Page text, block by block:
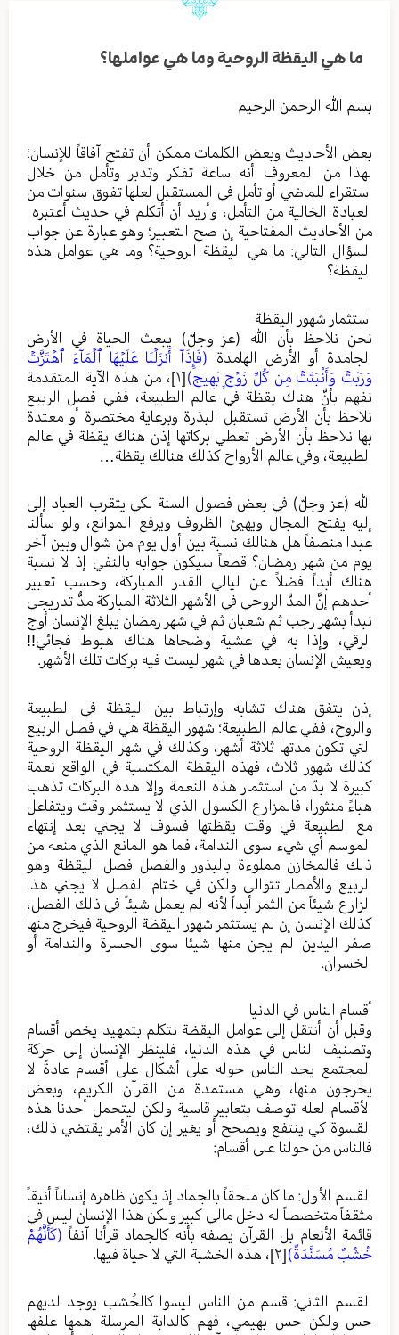
ما هي اليقظة الروحية وما هي عواملها؟
بسم الله الرحمن الرحيم
بعض الأحاديث وبعض الكلمات ممكن أن تفتح آفاقاً للإنسان؛
لهذا من المعروف أنه ساعة تفكر وتدبر وتأمل من خلال
استقراء للماضي أو تأمل في المستقبل لعلها تفوق سنوات من
العبادة الخالية من التأمل، وأريد أن أتكلم في حديث أعتبره
من الأحاديث المفتاحية إن صح التعبير؛ وهو عبارة عن جواب
السؤال التالي: ما هي اليقظة الروحية؟ وما هي عوامل هذه
اليقظة؟
استثمار شهور اليقظة
نحن نلاحظ بأن الله (عز وجلّ) يبعث الحياة في الأرض
الجامدة أو الأرض الهامدة (فَإِذَآ أَنزَلۡنَا عَلَيۡهَا ٱلۡمَآءَ ٱهۡتَزَّتۡ
وَرَبَتۡ وَأَنۢبَتَتۡ مِن كُلِّ زَوۡجِۭ بَهِيجٖ)[١] ، من هذه الآية المتقدمة
نفهم بأنَّ هناك يقظة في عالم الطبيعة، ففي فصل الربيع
نلاحظ بأن الأرض تستقبل البذرة وبرعاية مختصرة أو معتدة
بها نلاحظ بأن الأرض تعطي بركاتها إذن هناك يقظة في عالم
الطبيعة، وفي عالم الأرواح كذلك هنالك يقظة…
الله (عز وجلّ) في بعض فصول السنة لكي يتقرب العباد إلى
إليه يفتح المجال ويهيئ الظروف ويرفع الموانع، ولو سألنا
عبدا منصفاً هل هنالك نسبة بين أول يوم من شوال وبين آخر
يوم من شهر رمضان؟ قطعاً سيكون جوابه بالنفي إذ لا نسبة
هناك أبداً فضلاً عن ليالي القدر المباركة، وحسب تعبير
أحدهم إنَّ المدَّ الروحي في الأشهر الثلاثة المباركة مدُّ تدريجي
نبدأ بشهر رجب ثم شعبان ثم في شهر رمضان يبلغ الإنسان أوج
الرقي، وإذا به في عشية وضحاها هناك هبوط فجائي!!
ويعيش الإنسان بعدها في شهر ليست فيه بركات تلك الأشهر.
إذن يتفق هناك تشابه وإرتباط بين اليقظة في الطبيعة
والروح، ففي عالم الطبيعة؛ شهور اليقظة هي في فصل الربيع
التي تكون مدتها ثلاثة أشهر، وكذلك في شهر اليقظة الروحية
كذلك شهور ثلاث، فهذه اليقظة المكتسبة في الواقع نعمة
كبيرة لا بدّ من استثمار هذه النعمة وإلا هذه البركات تذهب
هباءً منثورا، فالمزارع الكسول الذي لا يستثمر وقت ويتفاعل
مع الطبيعة في وقت يقظتها فسوف لا يجني بعد إنتهاء
الموسم أي شيء سوى الندامة، فما هو المانع الذي منعه من
ذلك فالمخازن مملوءة بالبذور والفصل فصل اليقظة وهو
الربيع والأمطار تتوالى ولكن في ختام الفصل لا يجني هذا
الزارع شيئاً من الثمر أبداً لأنه لم يعمل شيئاً في ذلك الفصل،
كذلك الإنسان إن لم يستثمر شهور اليقظة الروحية فيخرج منها
صفر اليدين لم يجن منها شيئا سوى الحسرة والندامة أو
الخسران.
أقسام الناس في الدنيا
وقبل أن أنتقل إلى عوامل اليقظة نتكلم بتمهيد يخص أقسام
وتصنيف الناس في هذه الدنيا، فلينظر الإنسان إلى حركة
المجتمع يجد الناس حوله على أشكال على أقسام عادةً لا
يخرجون منها، وهي مستمدة من القرآن الكريم، وبعض
الأقسام لعله توصف بتعابير قاسية ولكن ليتحمل أحدنا هذه
القسوة كي ينتفع ويصحح أو يغير إن كان الأمر يقتضي ذلك،
فالناس من حولنا على أقسام:
القسم الأول: ما كان ملحقاً بالجماد إذ يكون ظاهره إنساناً أنيقاً
مثقفاً متخصصاً له دخل مالي كبير ولكن هذا الإنسان ليس في
قائمة الأنعام بل القرآن يصفه بأنه كالجماد قرأنا آنفاً (كَأَنَّهُمْ
خُشُبٌ مُسَنَّدَةٌ)[٢] ، هذه الخشبة التي لا حياة فيها.
القسم الثاني: قسم من الناس ليسوا كالخُشب يوجد لديهم
حس ولكن حس بهيمي، فهم كالدابة المرسلة همها علفها